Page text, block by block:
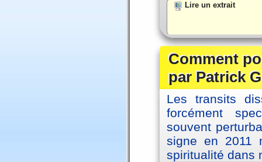
Lire un extrait
Comment
par Patrick
Les transits
forcément
souvent
signe en 2011
spiritualité dans